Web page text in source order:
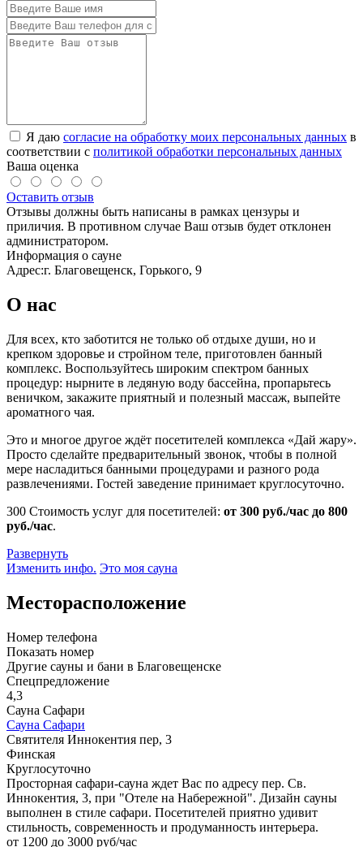
Я даю согласие на обработку моих персональных данных в
соответствии с политикой обработки персональных данных
Ваша оценка
Оставить отзыв
Отзывы должны быть написаны в рамках цензуры и
приличия. В противном случае Ваш отзыв будет отклонен
администратором.
Информация о сауне
Адрес:г. Благовещенск, Горького, 9
О нас
Для всех, кто заботится не только об отдыхе души, но и
крепком здоровье и стройном теле, приготовлен банный
комплекс. Воспользуйтесь широким спектром банных
процедур: нырните в ледяную воду бассейна, пропарьтесь
веничком, закажите приятный и полезный массаж, выпейте
ароматного чая.
Это и многое другое ждёт посетителей комплекса «Дай жару».
Просто сделайте предварительный звонок, чтобы в полной
мере насладиться банными процедурами и разного рода
развлечениями. Гостей заведение принимает круглосуточно.
300 Стоимость услуг для посетителей: от 300 руб./час до 800
руб./час.
Развернуть
Изменить инфо. Это моя сауна
Месторасположение
Номер телефона
Показать номер
Другие сауны и бани в Благовещенске
Спецпредложение
4,3
Сауна Сафари
Сауна Сафари
Святителя Иннокентия пер, 3
Финская
Круглосуточно
Просторная сафари-сауна ждет Вас по адресу пер. Св.
Иннокентия, 3, при "Отеле на Набережной". Дизайн сауны
выполнен в стиле сафари. Посетителей приятно удивит
стильность, современность и продуманность интерьера.
от 1200 до 3000 руб/час